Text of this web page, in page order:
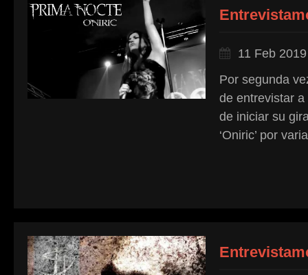
11 Feb 2019
Por segunda
de entrevistar
de iniciar su
‘Oniric’ por